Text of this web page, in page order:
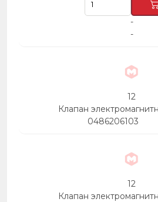
-
-
12
Клапан
0486206103
12
Клапан